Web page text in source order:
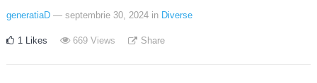
generatiaD — septembrie 30, 2024 in Diverse
1 Likes 669Views Share